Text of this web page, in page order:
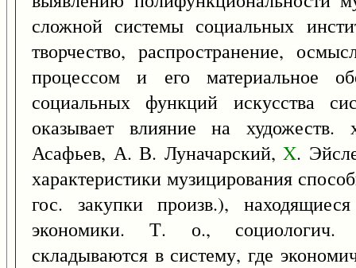
сложной системы социальных
творчество, распространение,
процессом и его материальное
социальных функций искусства
оказывает влияние на
Асафьев, А. В. Луначарский,X.
характеристики музицирования
гос. закупки произв.),
экономики. Т. о., социологич.
складываются в систему, где